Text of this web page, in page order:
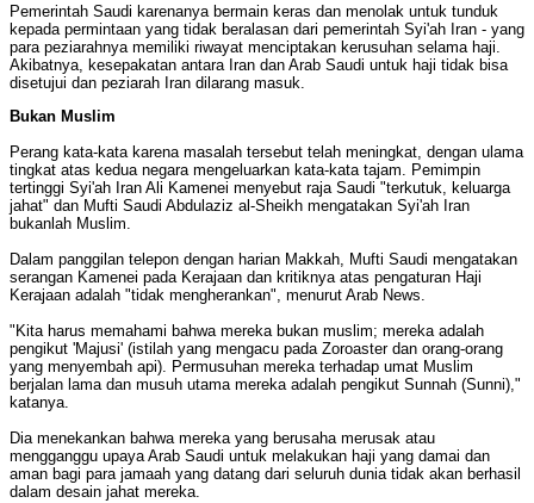
Pemerintah Saudi karenanya bermain keras dan menolak untuk tunduk
kepada permintaan yang tidak beralasan dari pemerintah Syi'ah Iran - yang
para peziarahnya memiliki riwayat menciptakan kerusuhan selama haji.
Akibatnya, kesepakatan antara Iran dan Arab Saudi untuk haji tidak bisa
disetujui dan peziarah Iran dilarang masuk.
Bukan Muslim
Perang kata-kata karena masalah tersebut telah meningkat, dengan ulama
tingkat atas kedua negara mengeluarkan kata-kata tajam. Pemimpin
tertinggi Syi'ah Iran Ali Kamenei menyebut raja Saudi "terkutuk, keluarga
jahat" dan Mufti Saudi Abdulaziz al-Sheikh mengatakan Syi'ah Iran
bukanlah Muslim.
Dalam panggilan telepon dengan harian Makkah, Mufti Saudi mengatakan
serangan Kamenei pada Kerajaan dan kritiknya atas pengaturan Haji
Kerajaan adalah "tidak mengherankan", menurut Arab News.
"Kita harus memahami bahwa mereka bukan muslim; mereka adalah
pengikut 'Majusi' (istilah yang mengacu pada Zoroaster dan orang-orang
yang menyembah api). Permusuhan mereka terhadap umat Muslim
berjalan lama dan musuh utama mereka adalah pengikut Sunnah (Sunni),"
katanya.
Dia menekankan bahwa mereka yang berusaha merusak atau
mengganggu upaya Arab Saudi untuk melakukan haji yang damai dan
aman bagi para jamaah yang datang dari seluruh dunia tidak akan berhasil
dalam desain jahat mereka.